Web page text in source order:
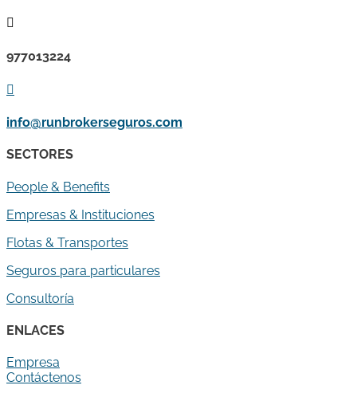

977013224

info@runbrokerseguros.com
SECTORES
People & Benefits
Empresas & Instituciones
Flotas & Transportes
Seguros para particulares
Consultoría
ENLACES
Empresa
Contáctenos